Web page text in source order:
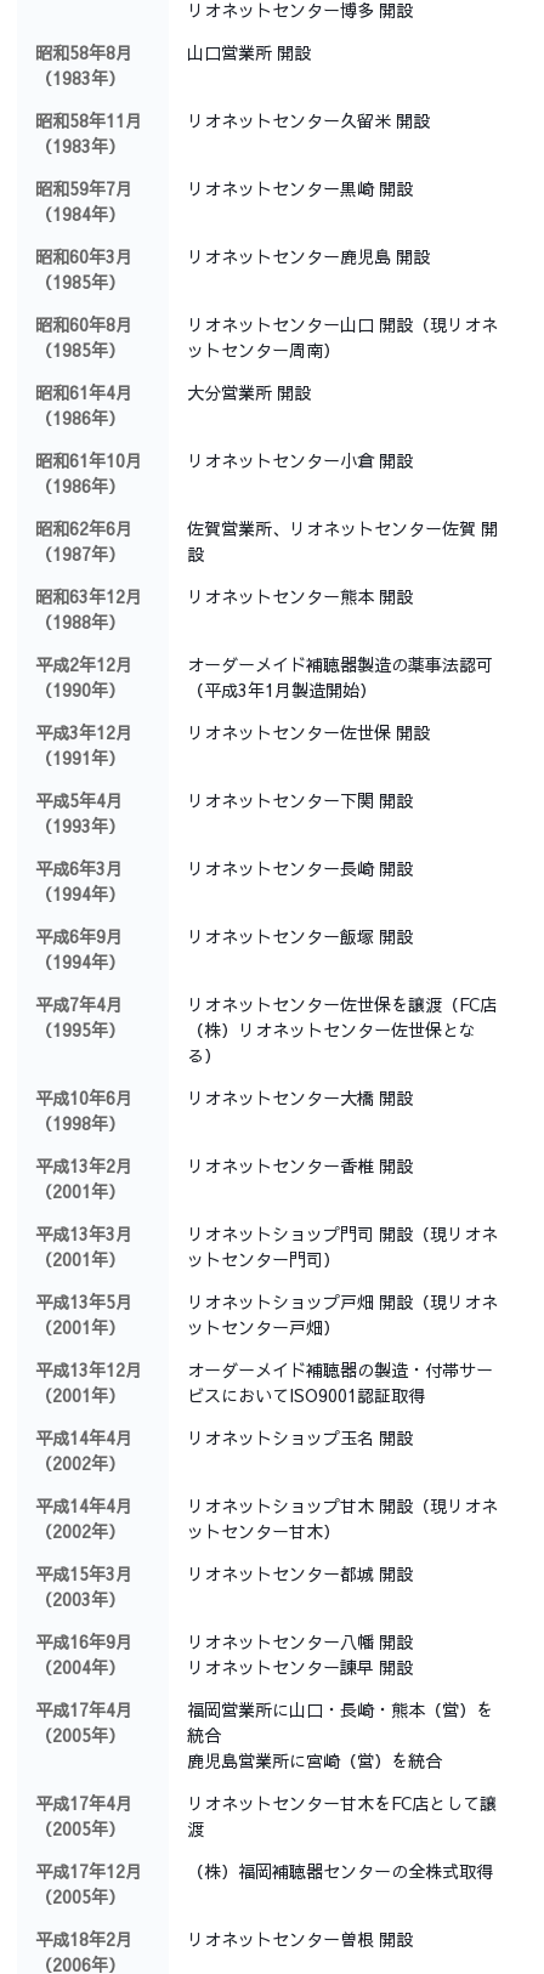
リオネットセンター博多 開設
昭和58年8月
（1983年）
山口営業所 開設
昭和58年11月
（1983年）
リオネットセンター久留米 開設
昭和59年7月
（1984年）
リオネットセンター黒崎 開設
昭和60年3月
（1985年）
リオネットセンター鹿児島 開設
昭和60年8月
（1985年）
リオネットセンター山口 開設（現リオネ
ットセンター周南）
昭和61年4月
（1986年）
大分営業所 開設
昭和61年10月
（1986年）
リオネットセンター小倉 開設
昭和62年6月
（1987年）
佐賀営業所、リオネットセンター佐賀 開
設
昭和63年12月
（1988年）
リオネットセンター熊本 開設
平成2年12月
（1990年）
オーダーメイド補聴器製造の薬事法認可
（平成3年1月製造開始）
平成3年12月
（1991年）
リオネットセンター佐世保 開設
平成5年4月
（1993年）
リオネットセンター下関 開設
平成6年3月
（1994年）
リオネットセンター長崎 開設
平成6年9月
（1994年）
リオネットセンター飯塚 開設
平成7年4月
（1995年）
リオネットセンター佐世保を譲渡（FC店
（株）リオネットセンター佐世保とな
る）
平成10年6月
（1998年）
リオネットセンター大橋 開設
平成13年2月
（2001年）
リオネットセンター香椎 開設
平成13年3月
（2001年）
リオネットショップ門司 開設（現リオネ
ットセンター門司）
平成13年5月
（2001年）
リオネットショップ戸畑 開設（現リオネ
ットセンター戸畑）
平成13年12月
（2001年）
オーダーメイド補聴器の製造・付帯サー
ビスにおいてISO9001認証取得
平成14年4月
（2002年）
リオネットショップ玉名 開設
平成14年4月
（2002年）
リオネットショップ甘木 開設（現リオネ
ットセンター甘木）
平成15年3月
（2003年）
リオネットセンター都城 開設
平成16年9月
（2004年）
リオネットセンター八幡 開設
リオネットセンター諫早 開設
平成17年4月
（2005年）
福岡営業所に山口・長崎・熊本（営）を
統合
鹿児島営業所に宮崎（営）を統合
平成17年4月
（2005年）
リオネットセンター甘木をFC店として譲
渡
平成17年12月
（2005年）
（株）福岡補聴器センターの全株式取得
平成18年2月
（2006年）
リオネットセンター曽根 開設